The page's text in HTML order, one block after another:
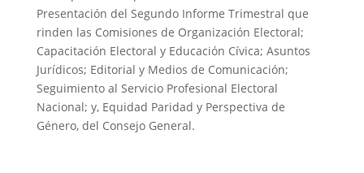
Presentación del Segundo Informe Trimestral que
rinden las Comisiones de Organización Electoral;
Capacitación Electoral y Educación Cívica; Asuntos
Jurídicos; Editorial y Medios de Comunicación;
Seguimiento al Servicio Profesional Electoral
Nacional; y, Equidad Paridad y Perspectiva de
Género, del Consejo General.